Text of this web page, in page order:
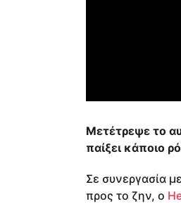
Μετέτρεψε το
παίξει κάποιο
Σε συνεργασία
προς το ζην, ο